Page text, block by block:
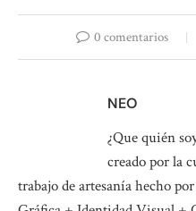
0 comentarios
NEO
¿Que quién
creado por la
trabajo de artesanía hecho